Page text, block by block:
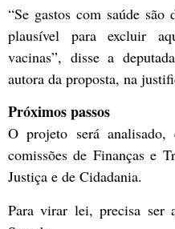
“Se gastos com saúde
plausível para excluir
vacinas”, disse a
autora da proposta, na
Próximos passos
O projeto será
comissões de Finanças e
Justiça e de Cidadania.
Para virar lei, precisa ser